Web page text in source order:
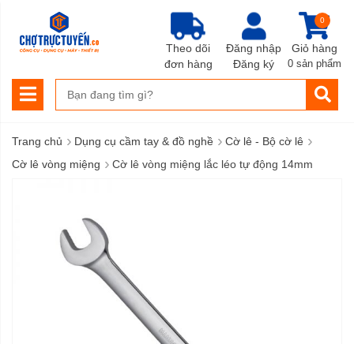
Đăng nhập
Đăng ký
Giỏ hàng
0
0 sản phẩm
Theo dõi
đơn hàng
Trang chủ › Dụng cụ cầm tay & đồ nghề › Cờ lê - Bộ cờ lê ›
Cờ lê vòng miệng › Cờ lê vòng miệng lắc léo tự động 14mm